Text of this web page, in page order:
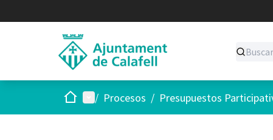
InicioMenú principal
/ Procesos / Presupuestos